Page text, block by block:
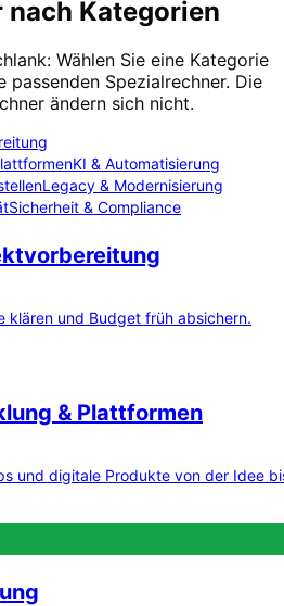
nach Kategorien
Wählen Sie eine Kategorie
Spezialrechner. Die
ändern sich nicht.
KI & Automatisierung
Legacy & Modernisierung
Sicherheit & Compliance
klären und Budget früh absichern.
& Plattformen
und digitale Produkte von der Idee